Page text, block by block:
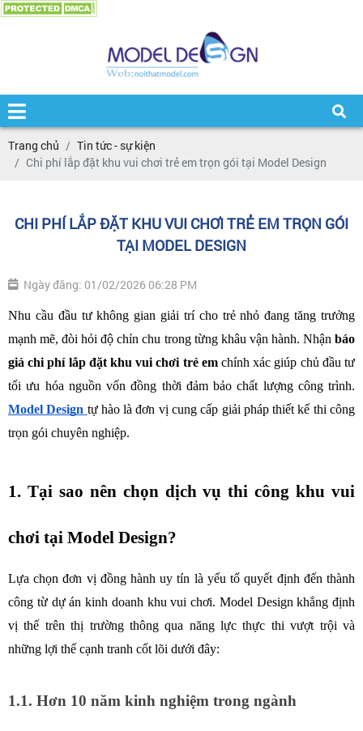
Trang chủ
Tin tức - sự kiện
Chi phí lắp đặt khu vui chơi trẻ em trọn gói tại Model Design
CHI PHÍ LẮP ĐẶT KHU VUI CHƠI TRẺ EM TRỌN GÓI
TẠI MODEL DESIGN
Ngày đăng: 01/02/2026 06:28 PM
Nhu cầu đầu tư không gian giải trí cho trẻ nhỏ đang tăng trưởng
mạnh mẽ, đòi hỏi độ chỉn chu trong từng khâu vận hành. Nhận báo
giá chi phí lắp đặt khu vui chơi trẻ em chính xác giúp chủ đầu tư
Model Design tự hào là đơn vị cung cấp giải pháp thiết kế thi công
trọn gói chuyên nghiệp.
1. Tại sao nên chọn dịch vụ thi công khu vui
chơi tại Model Design?
Lựa chọn đơn vị đồng hành uy tín là yếu tố quyết định đến thành
công từ dự án kinh doanh khu vui chơi. Model Design khẳng định
vị thế trên thị trường thông qua năng lực thực thi vượt trội và
những lợi thế cạnh tranh cốt lõi dưới đây:
1.1. Hơn 10 năm kinh nghiệm trong ngành